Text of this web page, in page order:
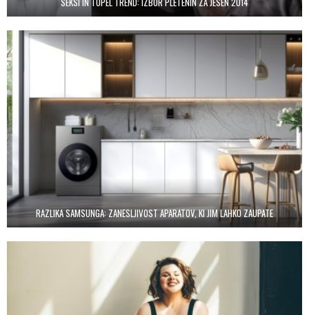
RAZLIKA SAMSUNGA: ZANESLJIVOST APARATOV, KI JIM LAHKO ZAUPATE